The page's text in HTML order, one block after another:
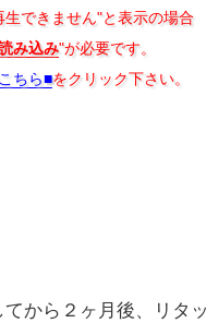
できません"と表示の場合
み込み"が必要です。
ちら■をクリック下さい。
から２ヶ月後、リタ